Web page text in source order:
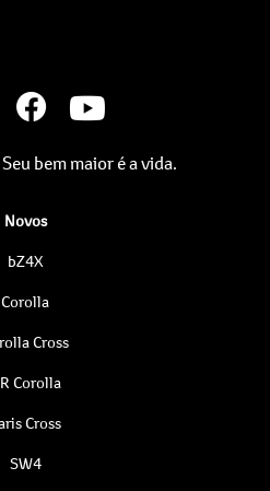
bem maior é a vida.
Novos
bZ4X
Corolla
Cross
Corolla
Cross
SW4